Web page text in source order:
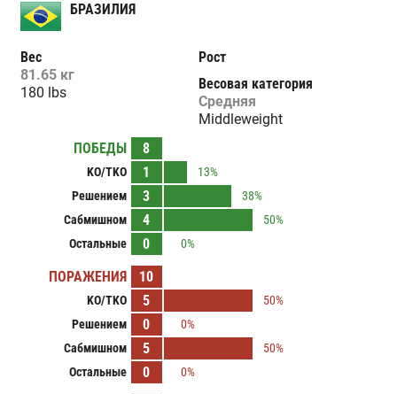
БРАЗИЛИЯ
Вес
81.65 кг
180 lbs
Рост
Весовая категория
Средняя
Middleweight
ПОБЕДЫ
8
KO/TKO 1
13%
Решением
3
38%
Сабмишном
4
50%
Остальные
0 0%
ПОРАЖЕНИЯ 10
KO/TKO 5
50%
Решением
0
0%
Сабмишном
5
50%
Остальные
0 0%